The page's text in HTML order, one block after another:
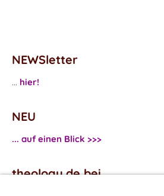
NEWSletter
... hier!
NEU
... auf einen Blick >>>
theology.de bei